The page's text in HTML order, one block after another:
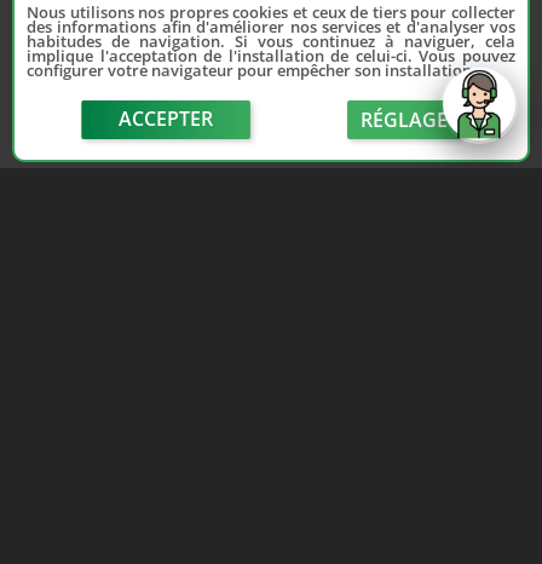
Nous utilisons nos propres cookies et ceux de tiers pour collecter
des informations afin d'améliorer nos services et d'analyser vos
habitudes de navigation. Si vous continuez à naviguer, cela
implique l'acceptation de l'installation de celui-ci. Vous pouvez
configurer votre navigateur pour empêcher son installation.
ACCEPTER RÉGLAGE